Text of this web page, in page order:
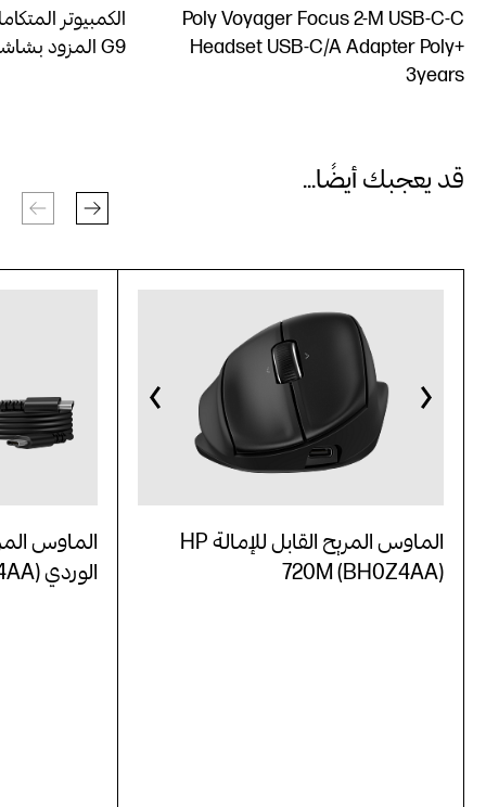
G9‎ المزود بشاشة تعمل باللمس
Poly Voyager Focus 2-M USB-C-C
Headset USB-C/A Adapter Poly+
3years
قد يعجبك أيضًا...
الماوس
الوردي HP 720M (BH7N4AA)
الماوس المريح القابل للإمالة HP
720M (BH0Z4AA)